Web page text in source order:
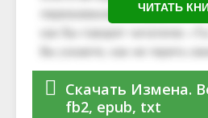
ЧИТАТЬ
Скачать Измена.
fb2, epub, txt